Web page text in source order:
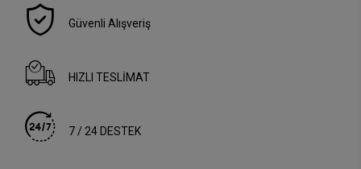
Güvenli Alışveriş
HIZLI TESLİMAT
7 / 24 DESTEK